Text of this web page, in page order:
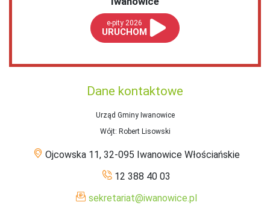
e-pity 2026
URUCHOM
Dane kontaktowe
Urząd Gminy Iwanowice
Wójt: Robert Lisowski
Ojcowska 11, 32-095 Iwanowice Włościańskie
12 388 40 03
sekretariat@iwanowice.pl